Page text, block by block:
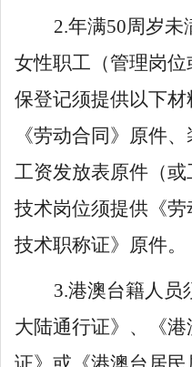
2.年满50周岁未
女性职工（管理岗
保登记须提供以下
《劳动合同》原件
工资发放表原件（
技术岗位须提供《
技术职称证》原件。
3.港澳台籍人员
大陆通行证》、《